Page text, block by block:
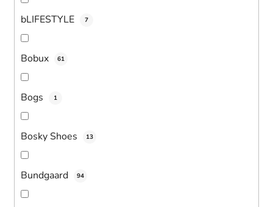
bLIFESTYLE 7
Bobux 61
Bogs 1
Bosky Shoes 13
Bundgaard 94